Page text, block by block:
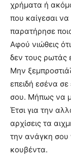
χρήματα ή
που καίγεσαι να
παρατήρησε
Αφού νιώθεις
δεν τους ρωτάς
Μην
επειδή εσένα
σου. Μήπως να
Έτσι για την
αρχίσεις τα
την ανάγκη σου
κουβέντα.